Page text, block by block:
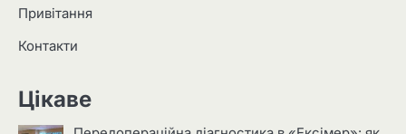
Привітання
Контакти
Цікаве